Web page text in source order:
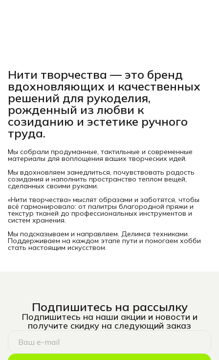
Нити творчества — это бренд
вдохновляющих и качественных
решений для рукоделия,
рожденный из любви к
созиданию и эстетике ручного
труда.
Мы собрали продуманные, тактильные и современные
материалы для воплощения ваших творческих идей.
Мы вдохновляем замедлиться, почувствовать радость
созидания и наполнить пространство теплом вещей,
сделанных своими руками.
«Нити творчества» мыслят образами и заботятся, чтобы
всё гармонировало: от палитры благородной пряжи и
текстур тканей до профессиональных инструментов и
систем хранения.
Мы подсказываем и направляем. Делимся техниками.
Поддерживаем на каждом этапе пути и помогаем хобби
стать настоящим искусством.
Подпишитесь на рассылку
Подпишитесь на наши акции и новости и
получите скидку на следующий заказ